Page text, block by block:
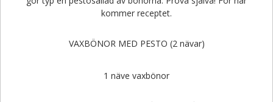
kommer receptet.
VAXBÖNOR MED PESTO (2 nävar)
1 näve vaxbönor